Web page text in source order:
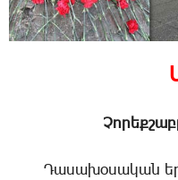
Դասախօսական